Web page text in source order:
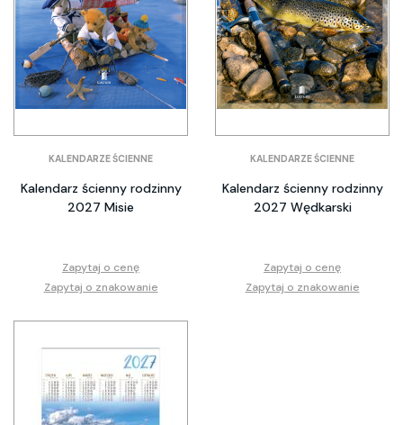
KALENDARZE ŚCIENNE
Kalendarz ścienny rodzinny
2027 Misie
Zapytaj o cenę
Zapytaj o znakowanie
KALENDARZE ŚCIENNE
Kalendarz ścienny rodzinny
2027 Wędkarski
Zapytaj o cenę
Zapytaj o znakowanie